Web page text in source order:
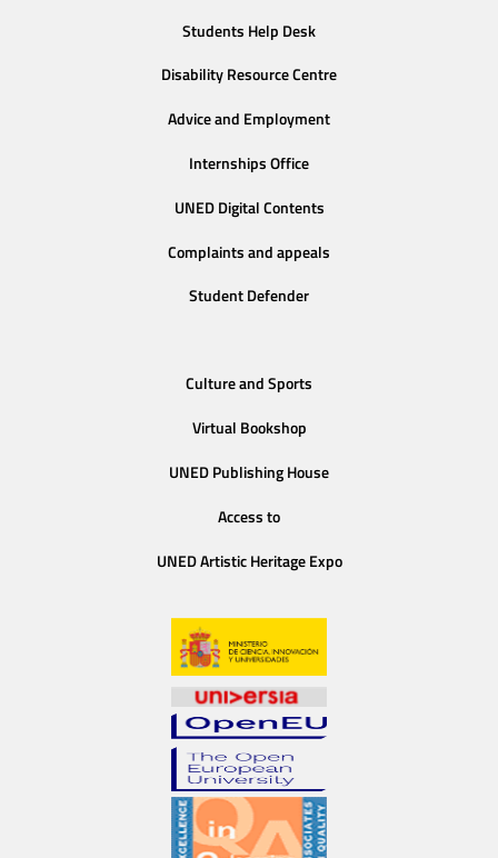
Students Help Desk
Disability Resource Centre
Advice and Employment
Internships Office
UNED Digital Contents
Complaints and appeals
Student Defender
Culture and Sports
Virtual Bookshop
UNED Publishing House
Access to
UNED Artistic Heritage Expo